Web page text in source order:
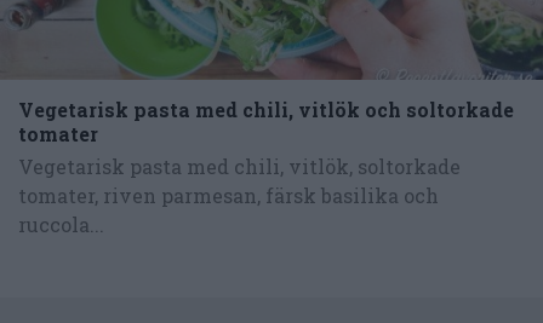
Vegetarisk pasta med chili, vitlök och soltorkade
tomater
Vegetarisk pasta med chili, vitlök, soltorkade
tomater, riven parmesan, färsk basilika och
ruccola...